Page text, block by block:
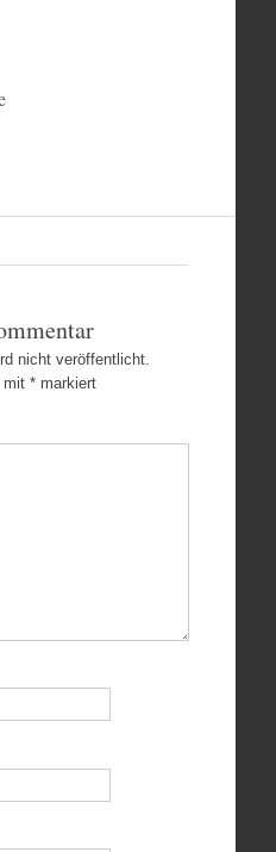
nicht veröffentlicht.
mit *markiert